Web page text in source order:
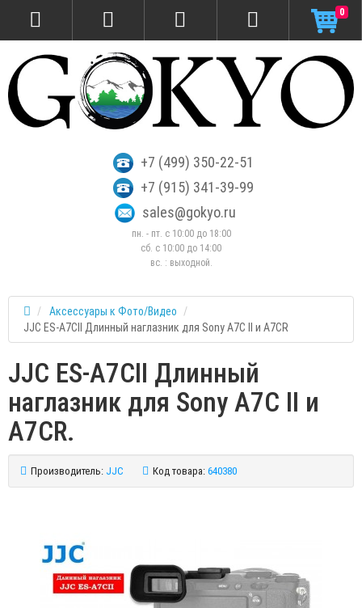
+7 (499) 350-22-51
+7 (915) 341-39-99
sales@gokyo.ru
пн. - пт. с 10:00 до 18:00
сб. c 10:00 до 14:00
вс. : выходной.
0
Аксессуары к Фото/Видео
JJC ES-A7CII Длинный наглазник для Sony A7C II и A7CR
JJC ES-A7CII Длинный
наглазник для Sony A7C II и
A7CR.
Производитель: JJC Код товара: 640380